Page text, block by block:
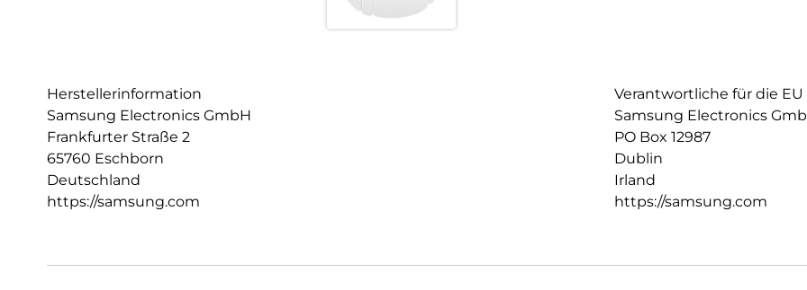
Herstellerinformation
Samsung Electronics GmbH
Frankfurter Straße 2
65760 Eschborn
Deutschland
https://samsung.com
Verantwortliche für die EU
Samsung Electronics
PO Box 12987
Dublin
Irland
https://samsung.com